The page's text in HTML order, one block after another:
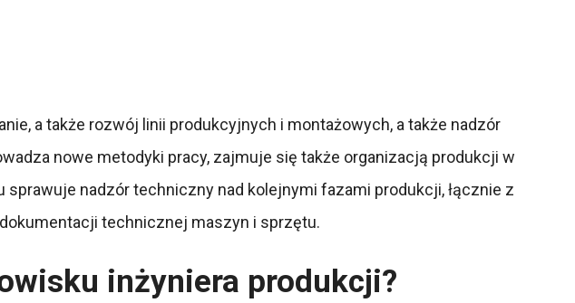
a także rozwój linii produkcyjnych i montażowych, a także nadzór
nowe metodyki pracy, zajmuje się także organizacją produkcji w
nadzór techniczny nad kolejnymi fazami produkcji, łącznie z
technicznej maszyn i sprzętu.
inżyniera produkcji?